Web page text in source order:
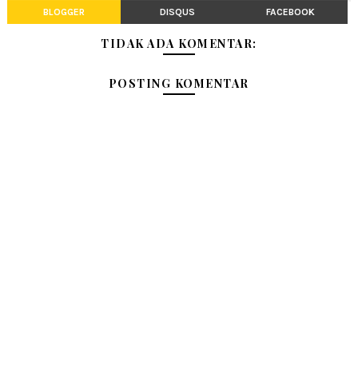
BLOGGER DISQUS FACEBOOK
TIDAK ADA KOMENTAR:
POSTING KOMENTAR